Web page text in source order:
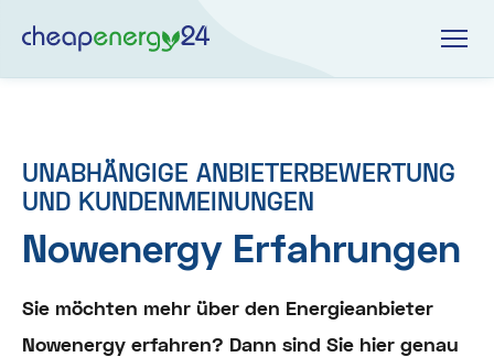
UNABHÄNGIGE ANBIETERBEWERTUNG
UND KUNDENMEINUNGEN
Nowenergy Erfahrungen
Sie möchten mehr über den Energieanbieter
Nowenergy erfahren? Dann sind Sie hier genau